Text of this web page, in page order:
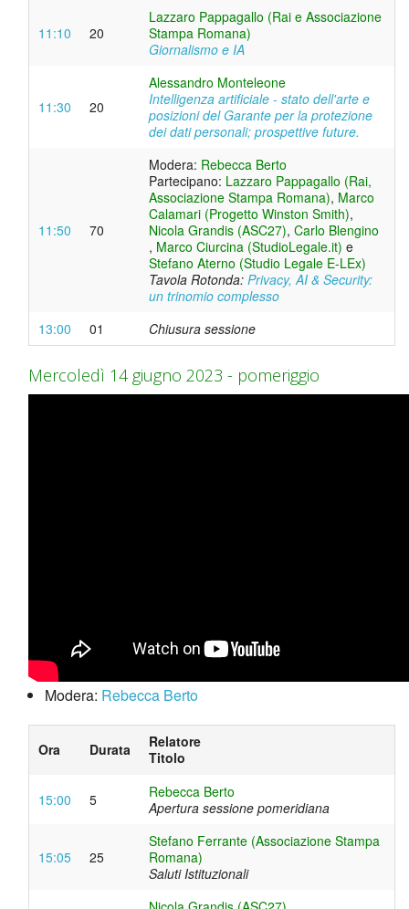
11:10 20
Lazzaro Pappagallo (Rai e Associazione
Stampa Romana)
Giornalismo e IA
11:30 20
Alessandro Monteleone
Intelligenza artificiale - stato dell'arte e
posizioni del Garante per la protezione
dei dati personali; prospettive future.
11:50 70
Modera: Rebecca Berto
Partecipano: Lazzaro Pappagallo (Rai,
Associazione Stampa Romana), Marco
Calamari (Progetto Winston Smith),
Nicola Grandis (ASC27), Carlo Blengino
, Marco Ciurcina (StudioLegale.it) e
Stefano Aterno (Studio Legale E-LEx)
Tavola Rotonda: Privacy, AI & Security:
un trinomio complesso
13:00
01 Chiusura sessione
Mercoledì 14 giugno 2023 - pomeriggio
Modera: Rebecca Berto
Ora Durata
Relatore
Titolo
15:00 5
Rebecca Berto
Apertura sessione pomeridiana
15:05 25
Stefano Ferrante (Associazione Stampa
Romana)
Saluti Istituzionali